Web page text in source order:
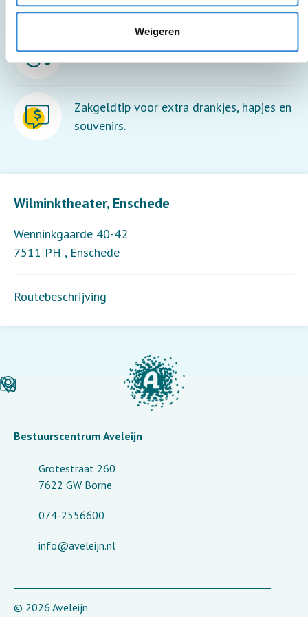
Weigeren
Wilminktheater, Enschede
Wenninkgaarde 40-42
7511 PH , Enschede
Routebeschrijving
Deze activiteit is rolstoel toegankelijk.
Zakgeldtip voor extra drankjes, hapjes en
souvenirs.
Bestuurscentrum Aveleijn
Grotestraat 260
7622 GW Borne
074-2556600
info@aveleijn.nl
© 2026 Aveleijn